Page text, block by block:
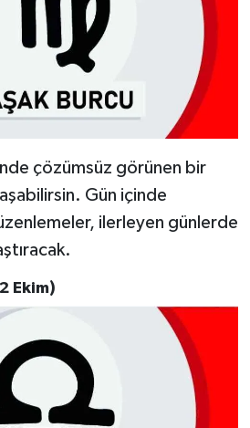
çözümsüz görünen bir
Gün içinde
ilerleyen günlerde
Ekim)